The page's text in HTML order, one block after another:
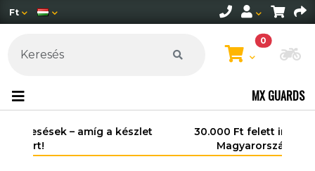
Ft
0
MX GUARDS
30.000 Ft felett ingyenes szállítás
Magyarország területén*.